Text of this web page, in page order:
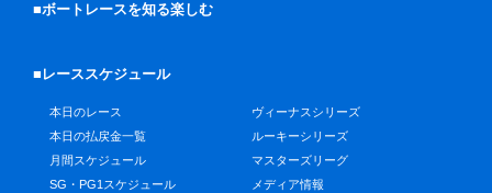
■ボートレースを知る楽しむ
■レーススケジュール
本日のレース
本日の払戻金一覧
月間スケジュール
SG・PG1スケジュール
ヴィーナスシリーズ
ルーキーシリーズ
マスターズリーグ
メディア情報